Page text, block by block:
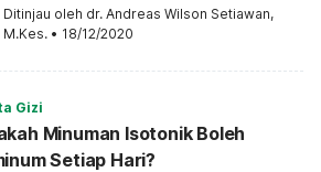
Ditinjau oleh dr. Andreas Wilson Setiawan,
M.Kes. • 18/12/2020
Gizi
Minuman Isotonik Boleh
Setiap Hari?